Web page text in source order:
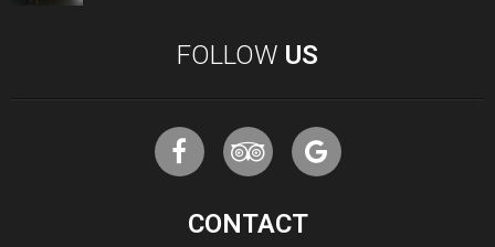
FOLLOW US
CONTACT